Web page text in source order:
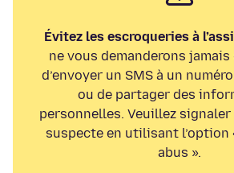
Évitez les escroqueries à
ne vous demanderons jamais
d’envoyer un SMS à un
ou de partager des
personnelles. Veuillez
suspecte en utilisant l’option
abus ».